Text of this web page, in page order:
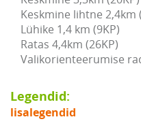
Keskmine lihtne 2,4km
Lühike 1,4 km (9KP)
Ratas 4,4km (26KP)
Valikorienteerumise
Legendid:
lisalegendid